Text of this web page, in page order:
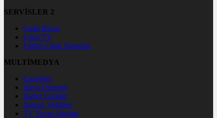
SERVİSLER 2
Canlı Borsa
Canlı TV
Futbol Canlı Sonuçlar
MULTİMEDYA
Gazeteler
Hava Durumu
Haber Gönder
Namaz Vakitleri
TV Yayın Akışları